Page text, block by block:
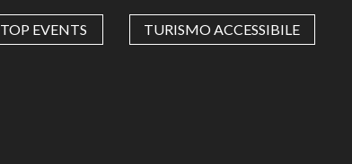
TOP EVENTS TURISMO ACCESSIBILE